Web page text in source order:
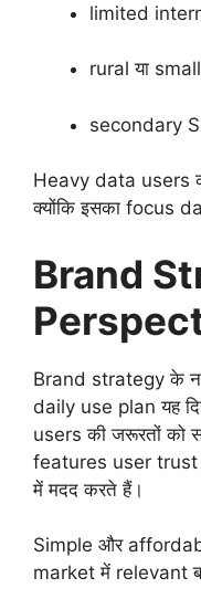
limited
rural या
secondary
Heavy data users
क्योंकि इसका focus
Brand
Brand strategy के
daily use plan यह
users की जरूरतों को
features user trust
में मदद करते हैं।
Simple और
market में relevant